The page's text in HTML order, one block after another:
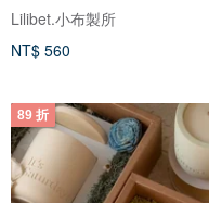
Lilibet.小布製所
NT$ 560
89 折